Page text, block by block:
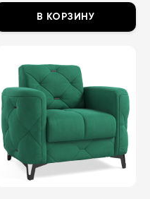
В КОРЗИНУ
имеет
несколько
вариаций.
Опции
можно
выбрать